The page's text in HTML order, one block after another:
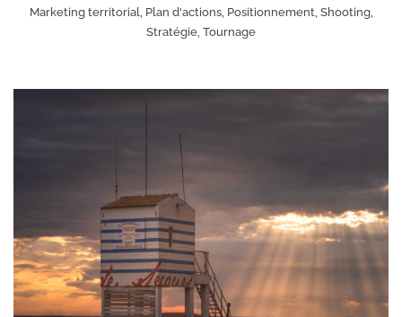
Marketing territorial, Plan d'actions, Positionnement, Shooting,
Stratégie, Tournage
+